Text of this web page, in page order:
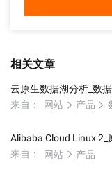
相关文章
云原生数据湖分析_数
来自：
网站 产品
Alibaba Cloud Linux
来自：
网站 产品